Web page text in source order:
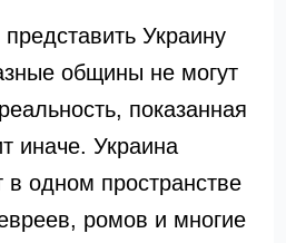
Украину
общины не могут
показанная
иначе. Украина
в одном пространстве
ромов и многие